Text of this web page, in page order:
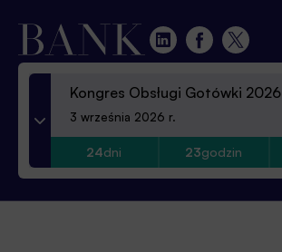
Kongres Obsługi Gotówki 2026
3 września 2026 r.
24dni 23godzin